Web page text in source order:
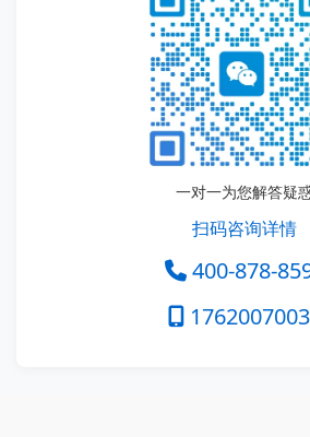
一对一为您解答疑
扫码咨询详情
400-878-